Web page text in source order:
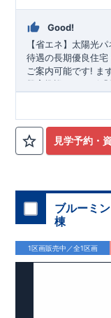
Good!
【省エネ】太陽光
待遇の長期優良住宅
ご案内可能です! ま
里・舎人ライナー
教育施設、コンビニ
感のある『アイラン
は、仕切れる
『主
暖房機』
見学予約・
ブルーミ
棟
1区画販売中／全1区画